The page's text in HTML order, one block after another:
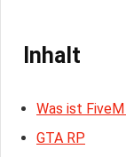
Inhalt
Was ist
GTA RP